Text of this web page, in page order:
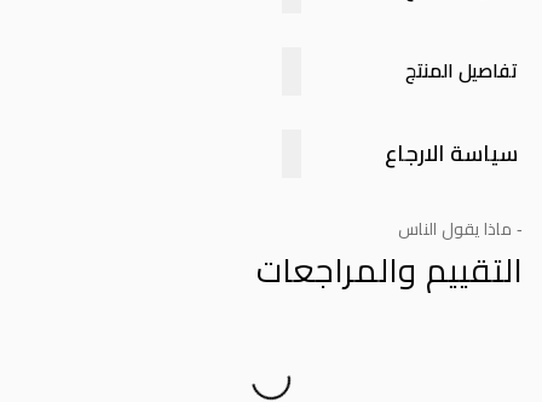
تفاصيل المنتج
سياسة الارجاع
- ماذا يقول الناس
التقييم والمراجعات